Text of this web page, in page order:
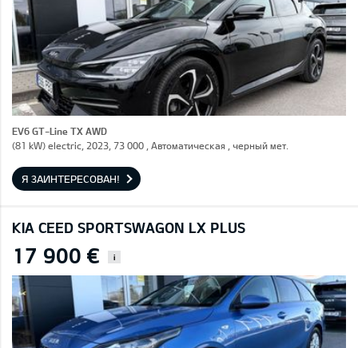
EV6 GT-Line TX AWD
(81 kW) electric, 2023, 73 000 , Автоматическая , черный мет.
Я ЗАИНТЕРЕСОВАН!
KIA CEED SPORTSWAGON LX PLUS
17 900 € i